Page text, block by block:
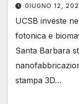
GIUGNO 12,
UCSB investe
fotonica e
Santa Barbara
stampa 3D…